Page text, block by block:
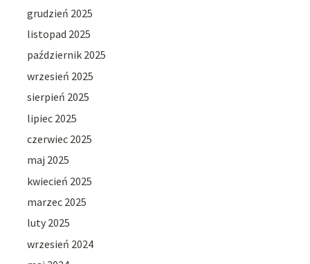
grudzień 2025
listopad 2025
październik 2025
wrzesień 2025
sierpień 2025
lipiec 2025
czerwiec 2025
maj 2025
kwiecień 2025
marzec 2025
luty 2025
wrzesień 2024